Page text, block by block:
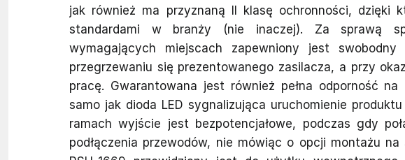
jak również ma przyznaną II klasę ochronności, dzięki
standardami w branży (nie inaczej). Za sprawą
wymagających miejscach zapewniony jest swobodny
przegrzewaniu się prezentowanego zasilacza, a przy
pracę. Gwarantowana jest również pełna odporność
samo jak dioda LED sygnalizująca uruchomienie
ramach wyjście jest bezpotencjałowe, podczas gdy
podłączenia przewodów, nie mówiąc o opcji montażu